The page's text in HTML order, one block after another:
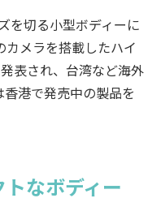
を切る小型ボディーに
メラを搭載したハイ
表され、台湾など海外
港で発売中の製品を
なボディー